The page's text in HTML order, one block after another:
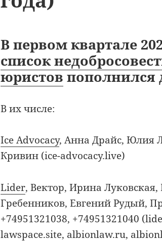
В первом квартале
список
юристовпополнился
В их числе:
Ice Advocacy, Анна Драйс, Юлия
Кривин (ice-advocacy.live)
Lider, Вектор, Ирина
Гребенников, Евгений Рудый,
+74951321038, +74951321040
lawspace.site, albionlaw.ru,